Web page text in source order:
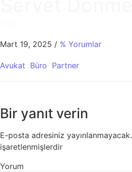
Mart 19, 2025 / % Yorumlar
Avukat Büro Partner
Bir yanıt verin
E-posta adresiniz yayınlanmayacak.
işaretlenmişlerdir
Yorum